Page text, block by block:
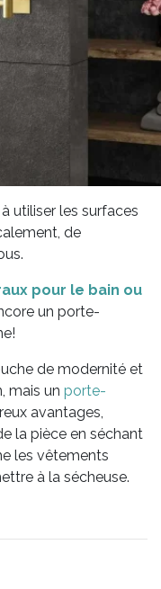
utiliser les surfaces
de
pour le bain ou
un porte-
de modernité et
mais un porte-
avantages,
la pièce en séchant
les vêtements
à la sécheuse.